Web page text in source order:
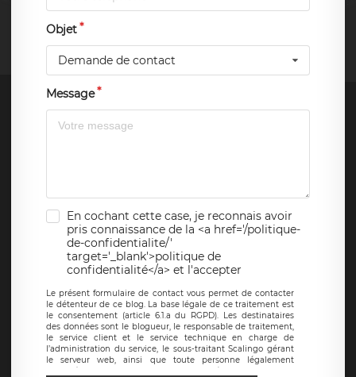
Objet
Demande de contact
Message
En cochant cette case, je reconnais avoir
pris connaissance de la <a href='/politique-
de-confidentialite/'
target='_blank'>politique de
confidentialité</a> et l'accepter
Le présent formulaire de contact vous permet de contacter
le détenteur de ce blog. La base légale de ce traitement est
le consentement (article 6.1.a du RGPD). Les destinataires
des données sont le blogueur, le responsable de traitement,
le service client et le service technique en charge de
l’administration du service, le sous-traitant Scalingo gérant
le serveur web, ainsi que toute personne légalement
autorisée. Le formulaire de contact à destination du